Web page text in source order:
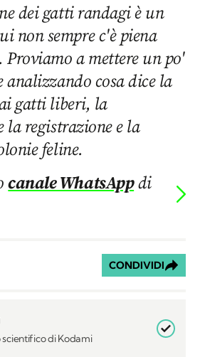
dei gatti randagi è un
non sempre c'è piena
Proviamo a mettere un po'
analizzando cosa dice la
gatti liberi, la
la registrazione e la
feline.
canale WhatsAppdi
CONDIVIDI
di Kodami